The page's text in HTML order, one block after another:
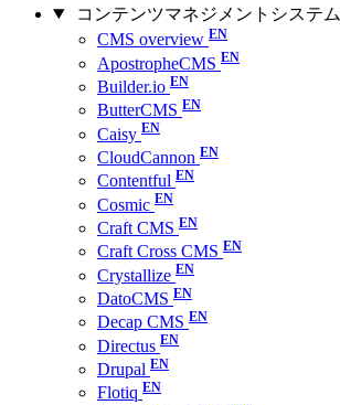
コンテンツマネジメントシステム
CMS overview
ApostropheCMS
Builder.io
ButterCMS
Caisy
CloudCannon
Contentful
Cosmic
Craft CMS
Craft Cross CMS
Crystallize
DatoCMS
Decap CMS
Directus
Drupal
Flotiq